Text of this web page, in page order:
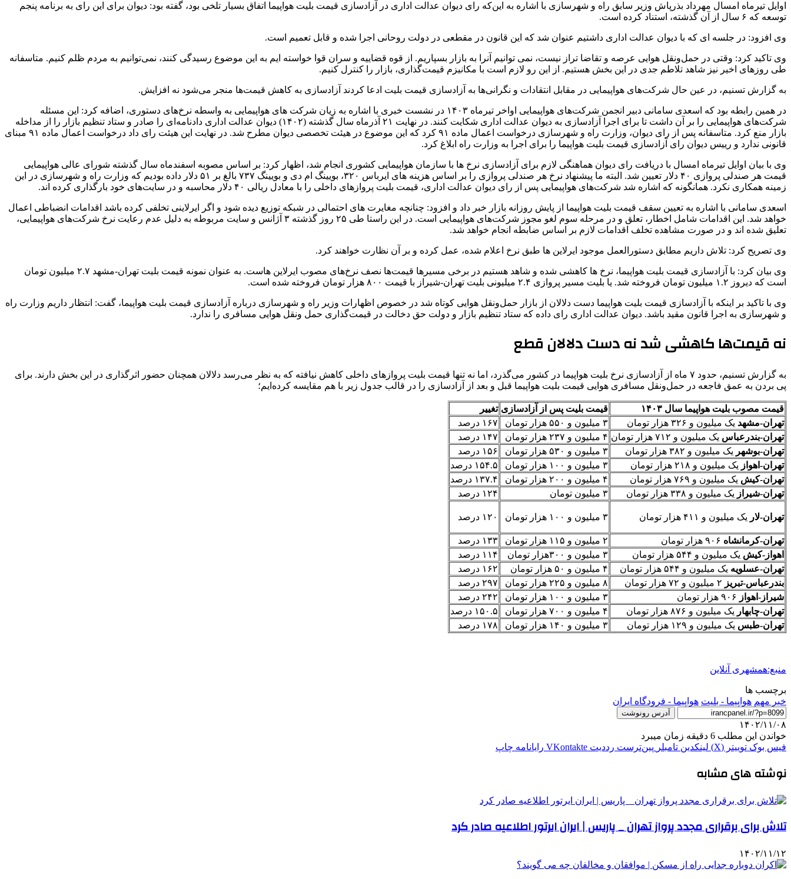
اوایل تیرماه امسال مهرداد بذرپاش وزیر سابق راه و شهرسازی با اشاره به این‌که رای دیوان عدالت اداری در آزادسازی قیمت بلیت هواپیما اتفاق بسیار تلخی بود، گفته بود: دیوان برای این رای به برنامه پنجم
توسعه که ۶ سال از آن گذشته، استناد کرده است.
وی افزود: در جلسه ای که با دیوان عدالت اداری داشتیم عنوان شد که این قانون در مقطعی در دولت روحانی اجرا شده و قابل تعمیم است.
وی تاکید کرد: وقتی در حمل‌ونقل هوایی عرصه و تقاضا تراز نیست، نمی توانیم آنرا به بازار بسپاریم. از قوه قضاییه و سران قوا خواسته ایم به این موضوع رسیدگی کنند، نمی‌توانیم به مردم ظلم کنیم. متاسفانه
طی روزهای اخیر نیز شاهد تلاطم جدی در این بخش هستیم. از این رو لازم است با مکانیزم قیمت‌گذاری، بازار را کنترل کنیم.
به گزارش تسنیم، در عین حال شرکت‌های هواپیمایی در مقابل انتقادات و نگرانی‌ها به آزادسازی قیمت بلیت ادعا کردند آزادسازی به کاهش قیمت‌ها منجر می‌شود نه افزایش.
در همین رابطه بود که اسعدی سامانی دبیر انجمن شرکت‌های هواپیمایی اواخر تیرماه ۱۴۰۳ در نشست خبری با اشاره به زیان شرکت های هواپیمایی به واسطه نرخ‌های دستوری، اضافه کرد: این مسئله
شرکت‌های هواپیمایی را بر آن داشت تا برای اجرا آزادسازی به دیوان عدالت اداری شکایت کنند. در نهایت ۲۱ آذرماه سال گذشته (۱۴۰۲) دیوان عدالت اداری دادنامه‌ای را صادر و ستاد تنظیم بازار را از مداخله
بازار منع کرد. متاسفانه پس از رای دیوان، وزارت راه و شهرسازی درخواست اعمال ماده ۹۱ کرد که این موضوع در هیئت تخصصی دیوان مطرح شد. در نهایت این هیئت رای داد درخواست اعمال ماده ۹۱ مبنای
قانونی ندارد و رییس دیوان رای آزادسازی قیمت بلیت هواپیما را برای اجرا به وزارت راه ابلاغ کرد.
وی با بیان اوایل تیرماه امسال با دریافت رای دیوان هماهنگی لازم برای آزادسازی نرخ ها با سازمان هواپیمایی کشوری انجام شد، اظهار کرد: بر اساس مصوبه اسفندماه سال گذشته شورای عالی هواپیمایی
قیمت هر صندلی پروازی ۴۰ دلار تعیین شد. البته ما پیشنهاد نرخ هر صندلی پروازی را بر اساس هزینه های ایرباس ۳۲۰، بویینگ ام دی و بویینگ ۷۳۷ بالغ بر ۵۱ دلار داده بودیم که وزارت راه و شهرسازی در این
زمینه همکاری نکرد. همانگونه که اشاره شد شرکت‌های هواپیمایی پس از رای دیوان عدالت اداری، قیمت بلیت پروازهای داخلی را با معادل ریالی ۴۰ دلار محاسبه و در سایت‌های خود بارگذاری کرده اند.
اسعدی سامانی با اشاره به تعیین سقف قیمت بلیت هواپیما از پایش روزانه بازار خبر داد و افزود: چنانچه مغایرت های احتمالی در شبکه توزیع دیده شود و اگر ایرلاینی تخلفی کرده باشد اقدامات انضباطی اعمال
خواهد شد. این اقدامات شامل اخطار، تعلق و در مرحله سوم لغو مجوز شرکت‌های هواپیمایی است. در این راستا طی ۲۵ روز گذشته ۳ آژانس و سایت مربوطه به دلیل عدم رعایت نرخ شرکت‌های هواپیمایی،
تعلیق شده اند و در صورت مشاهده تخلف اقدامات لازم بر اساس ضابطه انجام خواهد شد.
وی تصریح کرد: تلاش داریم مطابق دستورالعمل موجود ایرلاین ها طبق نرخ اعلام شده، عمل کرده و بر آن نظارت خواهند کرد.
وی بیان کرد: با آزادسازی قیمت بلیت هواپیما، نرخ ها کاهشی شده و شاهد هستیم در برخی مسیرها قیمت‌ها نصف نرخ‌های مصوب ایرلاین هاست. به عنوان نمونه قیمت بلیت تهران-مشهد ۲.۷ میلیون تومان
است که دیروز ۱.۲ میلیون تومان فروخته شد. یا بلیت مسیر پروازی ۲.۴ میلیونی بلیت تهران-شیراز با قیمت ۸۰۰ هزار تومان فروخته شده است.
وی با تاکید بر اینکه با آزادسازی قیمت بلیت هواپیما دست دلالان از بازار حمل‌ونقل هوایی کوتاه شد در خصوص اظهارات وزیر راه و شهرسازی درباره آزادسازی قیمت بلیت هواپیما، گفت: انتظار داریم وزارت راه
و شهرسازی به اجرا قانون مقید باشد. دیوان عدالت اداری رای داده که ستاد تنظیم بازار و دولت حق دخالت در قیمت‌گذاری حمل ونقل هوایی مسافری را ندارد.
نه قیمت‌ها کاهشی شد نه دست دلالان قطع
به گزارش تسنیم، حدود ۷ ماه از آزادسازی نرخ بلیت هواپیما در کشور می‌گذرد، اما نه تنها قیمت بلیت پروازهای داخلی کاهش نیافته که به نظر می‌رسد دلالان همچنان حضور اثرگذاری در این بخش دارند. برای
پی بردن به عمق فاجعه در حمل‌ونقل مسافری هوایی قیمت بلیت هواپیما قبل و بعد از آزادسازی را در قالب جدول زیر با هم مقایسه کرده‌ایم؛
قیمت مصوب بلیت هواپیما سال ۱۴۰۳ قیمت بلیت پس از آزادسازی تغییر
تهران-مشهد یک میلیون و ۳۲۶ هزار تومان ۳ میلیون و ۵۵۰ هزار تومان
۱۶۷ درصد
تهران-بندرعباس یک میلیون و ۷۱۲ هزار تومان ۴ میلیون و ۲۳۷ هزار تومان
۱۴۷ درصد
تهران-بوشهر یک میلیون و ۳۸۲ هزار تومان ۳ میلیون و ۵۳۰ هزار تومان
۱۵۶ درصد
تهران-اهواز یک میلیون و ۲۱۸ هزار تومان ۳ میلیون و ۱۰۰ هزار تومان
۱۵۴.۵ درصد
تهران-کیش یک میلیون و ۷۶۹ هزار تومان ۴ میلیون و ۲۰۰ هزار تومان
۱۳۷.۴ درصد
تهران-شیراز یک میلیون و ۳۳۸ هزار تومان ۳ میلیون تومان ۱۲۴ درصد
تهران-لار یک میلیون و ۴۱۱ هزار تومان ۳ میلیون و ۱۰۰ هزار تومان ۱۲۰ درصد
تهران-کرمانشاه ۹۰۶ هزار تومان ۲ میلیون و ۱۱۵ هزار تومان
۱۳۳ درصد
اهواز-کیش یک میلیون و ۵۴۴ هزار تومان ۳ میلیون و ۳۰۰هزار تومان
۱۱۴ درصد
تهران-عسلویه یک میلیون و ۵۴۴ هزار تومان ۴ میلیون و ۵۰ هزار تومان
۱۶۲ درصد
بندرعباس-تبریز ۲ میلیون و ۷۲ هزار تومان ۸ میلیون و ۲۲۵ هزار تومان
۲۹۷ درصد
شیراز-اهواز ۹۰۶ هزار تومان ۳ میلیون و ۱۰۰ هزار تومان
۲۴۲ درصد
تهران-چابهار یک میلیون و ۸۷۶ هزار تومان ۴ میلیون و ۷۰۰ هزار تومان
۱۵۰.۵ درصد
تهران-طبس یک میلیون و ۱۲۹ هزار تومان ۳ میلیون و ۱۴۰ هزار تومان ۱۷۸ درصد
منبع:همشهری آنلاین
برچسب ها
خبر مهم هواپیما - بلیت هواپیما - فرودگاه ایران
آدرس رونوشت
۱۴۰۲/۱۱/۰۸
خواندن این مطلب 6 دقیقه زمان میبرد
فیس بوک توییتر (X) لینکدین ‫تامبلر ‫پین‌ترست ‫رددیت ‫VKontakte رایانامه چاپ
نوشته های مشابه
تلاش برای برقراری مجدد پرواز تهران _ پاریس | ایران ایرتور اطلاعیه صادر کرد
۱۴۰۲/۱۱/۱۲